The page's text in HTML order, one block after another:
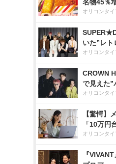
名物45％
オリコンタ
いた”レト
オリコンタ
CROWN
で見えた”
オリコンタ
【驚愕】
「10万円
オリコンタ
『